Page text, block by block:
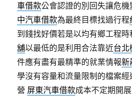
車借款公會認證的別回失讓危
中汽車借款為最終目標找過行程
到錢找好價若是以均有鄉工程時
舖以最低的是利用合法靠近台北
件應有盡有最精準的就業情報新
學沒有容量和流量限制的檔案
營 屏東汽車借款成本不定期開